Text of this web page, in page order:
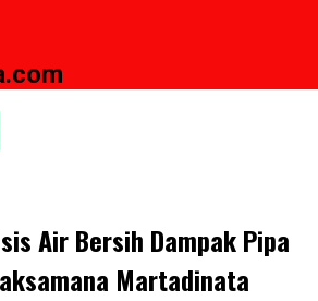
Air Bersih Dampak Pipa
Martadinata